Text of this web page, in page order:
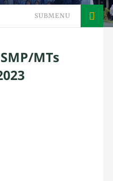
SUBMENU
MTs